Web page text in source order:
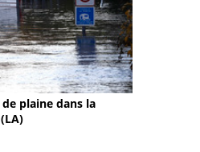
plaine dans la